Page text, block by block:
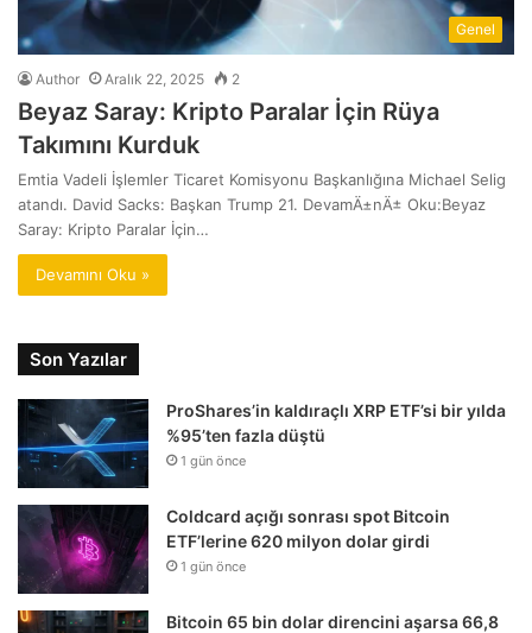
Genel
Author Aralık 22, 2025 2
Beyaz Saray: Kripto Paralar İçin Rüya
Takımını Kurduk
Emtia Vadeli İşlemler Ticaret Komisyonu Başkanlığına Michael Selig
atandı. David Sacks: Başkan Trump 21. DevamÄ±nÄ± Oku:Beyaz
Saray: Kripto Paralar İçin…
Devamını Oku »
Son Yazılar
ProShares’in kaldıraçlı XRP ETF’si bir yılda
%95’ten fazla düştü
1 gün önce
Coldcard açığı sonrası spot Bitcoin
ETF’lerine 620 milyon dolar girdi
1 gün önce
Bitcoin 65 bin dolar direncini aşarsa 66,8